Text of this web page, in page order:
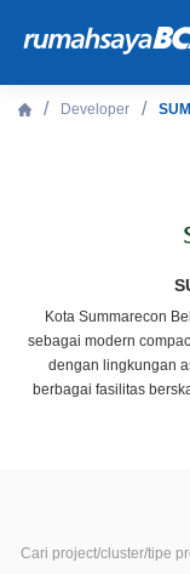
Properti Dijual
Rekanan
Developer
Kota Summarecon
sebagai modern
dengan lingkungan
berbagai fasilitas
Commercial, yaitu:
house dengan kolam
apartemen,